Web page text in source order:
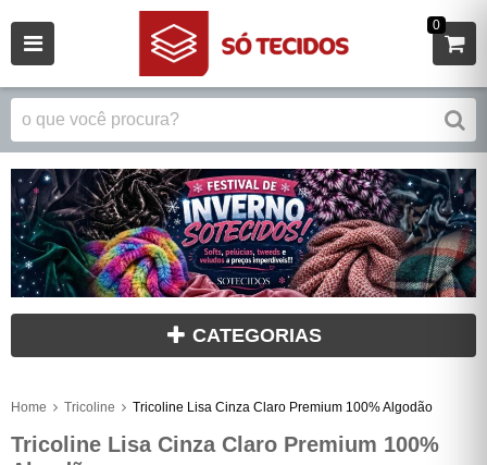
0
CATEGORIAS
Home Tricoline Tricoline Lisa Cinza Claro Premium 100% Algodão
Tricoline Lisa Cinza Claro Premium 100%